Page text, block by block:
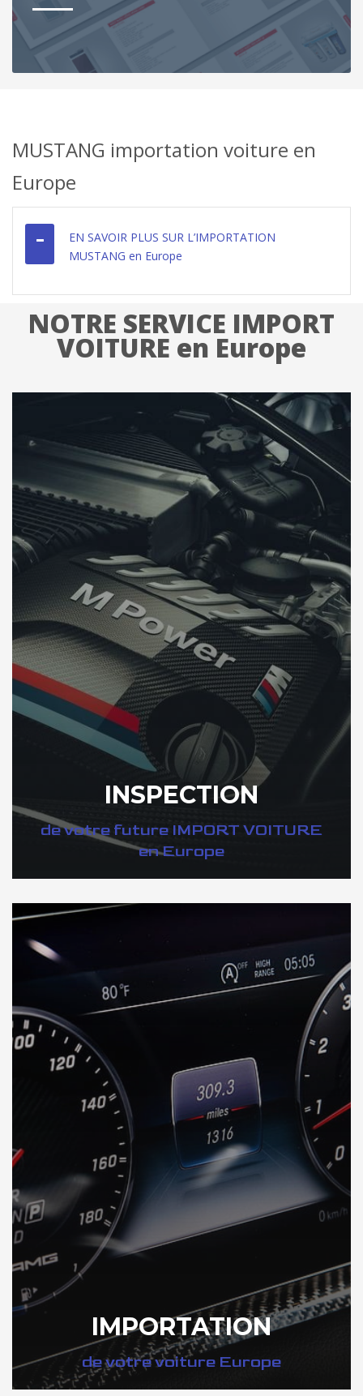
MUSTANG importation voiture en
Europe
EN SAVOIR PLUS SUR L’IMPORTATION
MUSTANG en Europe
NOTRE SERVICE IMPORT
VOITURE en Europe
INSPECTION
de votre future IMPORT VOITURE
en Europe
DÉCOUVREZ VOTRE INSPECTION AUTO en Europe
IMPORTATION
de votre voiture Europe